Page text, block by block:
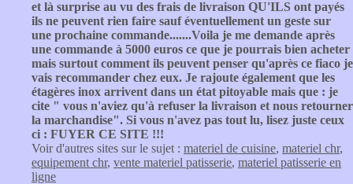
et là surprise au vu des frais de livraison QU'ILS ont payés
ils ne peuvent rien faire sauf éventuellement un geste sur
une prochaine commande.......Voila je me demande après
une commande à 5000 euros ce que je pourrais bien acheter
mais surtout comment ils peuvent penser qu'après ce fiaco je
vais recommander chez eux. Je rajoute également que les
étagères inox arrivent dans un état pitoyable mais que : je
cite " vous n'aviez qu'à refuser la livraison et nous retourner
la marchandise". Si vous n'avez pas tout lu, lisez juste ceux
ci : FUYER CE SITE !!!
Voir d'autres sites sur le sujet : materiel de cuisine, materiel chr,
equipement chr, vente materiel patisserie, materiel patisserie en
ligne